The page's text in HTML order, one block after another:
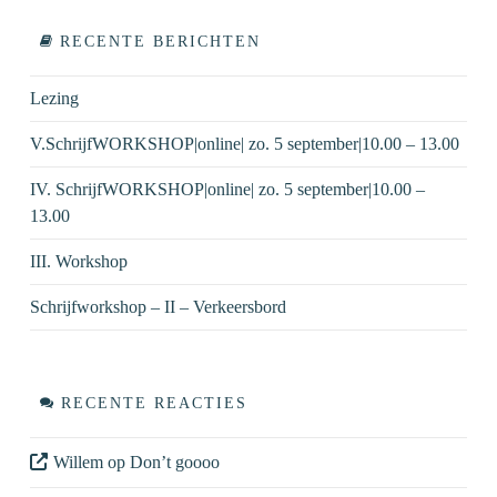
RECENTE BERICHTEN
Lezing
V.SchrijfWORKSHOP|online| zo. 5 september|10.00 – 13.00
IV. SchrijfWORKSHOP|online| zo. 5 september|10.00 –
13.00
III. Workshop
Schrijfworkshop – II – Verkeersbord
RECENTE REACTIES
Willemop Don’t goooo